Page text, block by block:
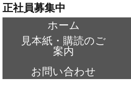
正社員募集中
ホーム
見本紙・購読のご
案内
お問い合わせ